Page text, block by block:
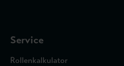
Service
Rollenkalkulator